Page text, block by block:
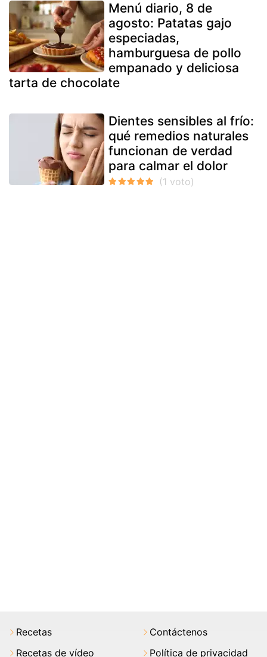
Menú diario, 8 de
agosto: Patatas gajo
especiadas,
hamburguesa de pollo
empanado y deliciosa
tarta de chocolate
Dientes sensibles al frío:
qué remedios naturales
funcionan de verdad
para calmar el dolor
Recetas
Recetas de vídeo
Contáctenos
Política de privacidad